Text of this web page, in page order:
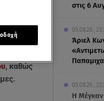
στις 6
05.08.26 ,
Άριελ
05.08.26 ,
Η Μέγκαν
, καθώς